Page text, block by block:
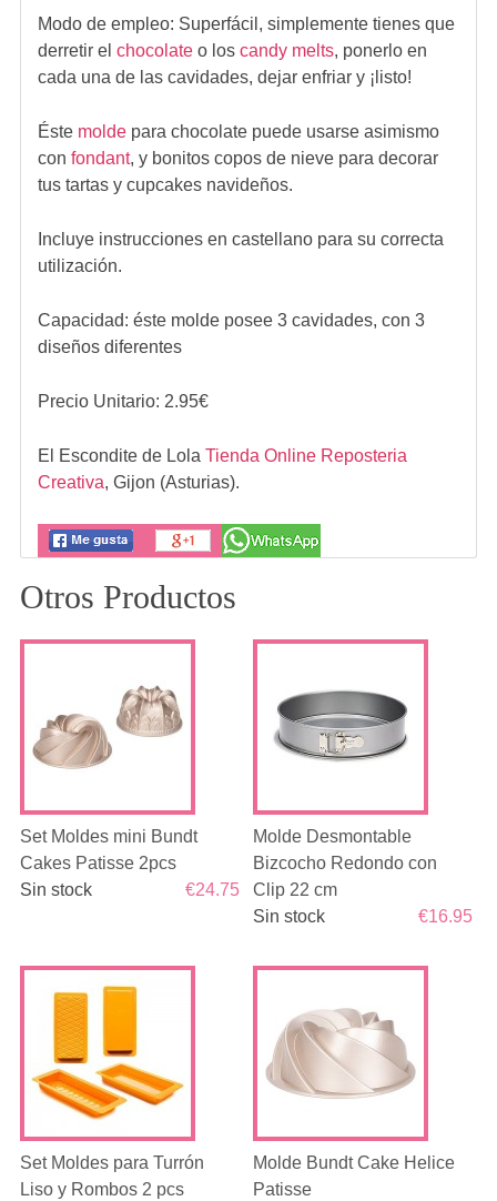
Modo de empleo: Superfácil, simplemente tienes que
derretir el chocolateo los candy melts, ponerlo en
cada una de las cavidades, dejar enfriar y ¡listo!
Éste moldepara chocolate puede usarse asimismo
con fondant, y bonitos copos de nieve para decorar
tus tartas y cupcakes navideños.
Incluye instrucciones en castellano para su correcta
utilización.
Capacidad: éste molde posee 3 cavidades, con 3
diseños diferentes
Precio Unitario: 2.95€
El Escondite de Lola Tienda Online Reposteria
Creativa, Gijon (Asturias).
Otros Productos
Set Moldes mini Bundt
Cakes Patisse 2pcs
€24.75
Sin stock
Molde Desmontable
Bizcocho Redondo con
Clip 22 cm
€16.95
Sin stock
Set Moldes para Turrón
Liso y Rombos 2 pcs
Molde Bundt Cake Helice
Patisse